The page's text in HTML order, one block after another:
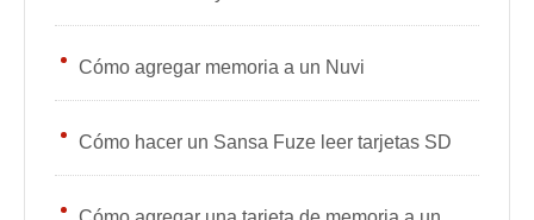
Cómo agregar memoria a un Nuvi
Cómo hacer un Sansa Fuze leer tarjetas SD